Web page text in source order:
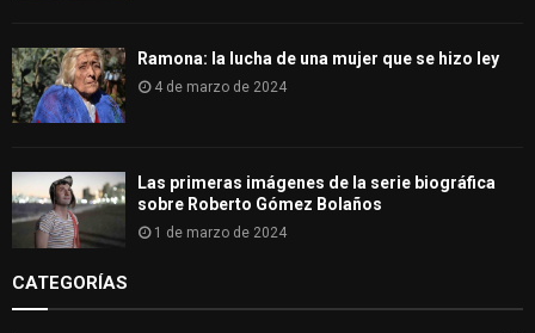
Ramona: la lucha de una mujer que se hizo ley
4 de marzo de 2024
Las primeras imágenes de la serie biográfica
sobre Roberto Gómez Bolaños
1 de marzo de 2024
CATEGORÍAS